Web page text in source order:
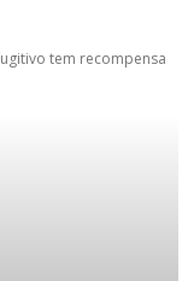
tem recompensa